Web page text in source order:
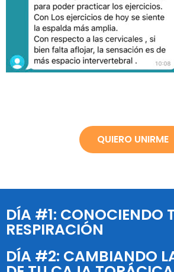
QUIERO UNIRME
DÍA #1: CONOCIENDO
RESPIRACIÓN
DÍA #2: CAMBIANDO